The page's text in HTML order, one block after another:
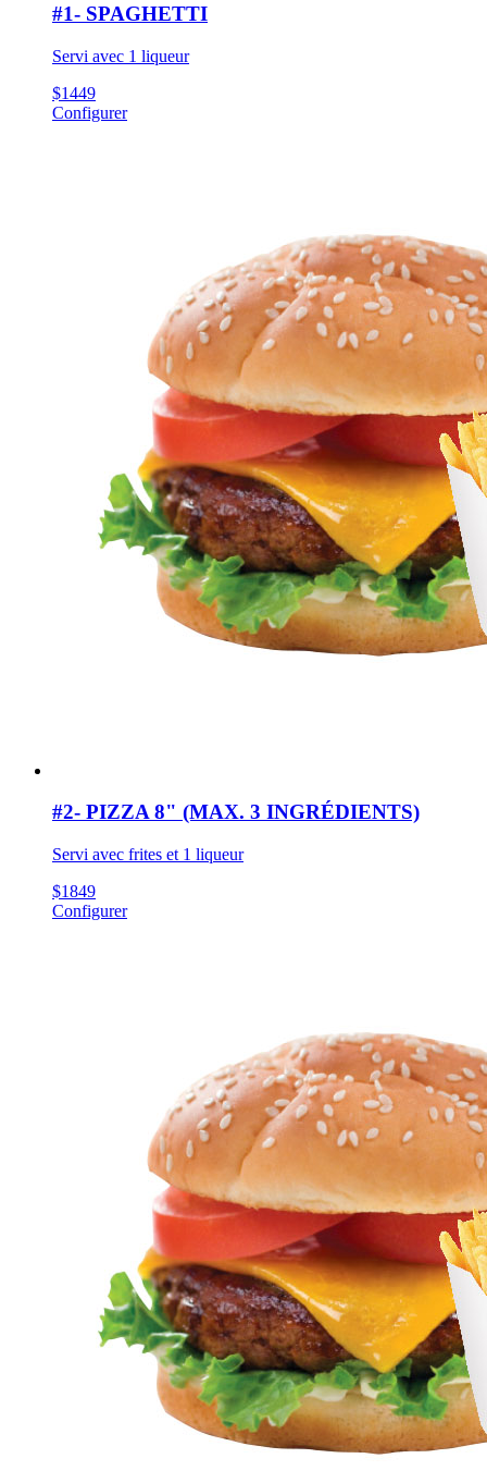
#1- SPAGHETTI
Servi avec 1 liqueur
$1449
Configurer
#2- PIZZA 8" (MAX. 3 INGRÉDIENTS)
Servi avec frites et 1 liqueur
$1849
Configurer